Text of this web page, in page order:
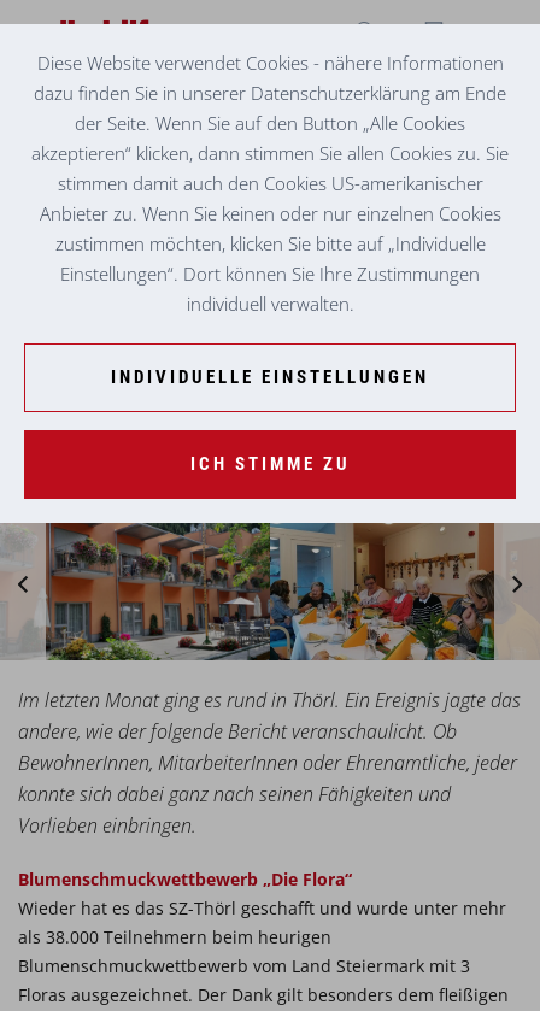
SENIORENZENTRUM THÖRL
LANGEWEILE KOMMT HIER KEINE AUF
Im letzten Monat ging es rund in Thörl. Ein Ereignis jagte das
andere, wie der folgende Bericht veranschaulicht. Ob
BewohnerInnen, MitarbeiterInnen oder Ehrenamtliche, jeder
konnte sich dabei ganz nach seinen Fähigkeiten und
Vorlieben einbringen.
Blumenschmuckwettbewerb „Die Flora“
Wieder hat es das SZ-Thörl geschafft und wurde unter mehr
als 38.000 Teilnehmern beim heurigen
Blumenschmuckwettbewerb vom Land Steiermark mit 3
Floras ausgezeichnet. Der Dank gilt besonders dem fleißigen
Diese Website verwendet Cookies - nähere Informationen
dazu finden Sie in unserer Datenschutzerklärung am Ende
der Seite. Wenn Sie auf den Button „Alle Cookies
akzeptieren“ klicken, dann stimmen Sie allen Cookies zu. Sie
stimmen damit auch den Cookies US-amerikanischer
Anbieter zu. Wenn Sie keinen oder nur einzelnen Cookies
zustimmen möchten, klicken Sie bitte auf „Individuelle
Einstellungen“. Dort können Sie Ihre Zustimmungen
individuell verwalten.
INDIVIDUELLE EINSTELLUNGEN
ICH STIMME ZU